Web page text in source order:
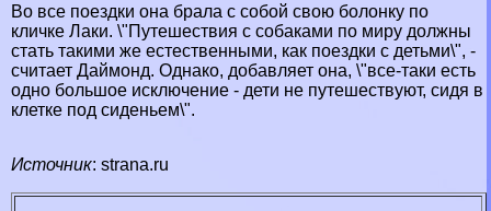
Во все поездки она брала с собой свою болонку по
кличке Лаки. \"Путешествия с собаками по миру должны
стать такими же естественными, как поездки с детьми\", -
считает Даймонд. Однако, добавляет она, \"все-таки есть
одно большое исключение - дети не путешествуют, сидя в
клетке под сиденьем\".
Источник: strana.ru